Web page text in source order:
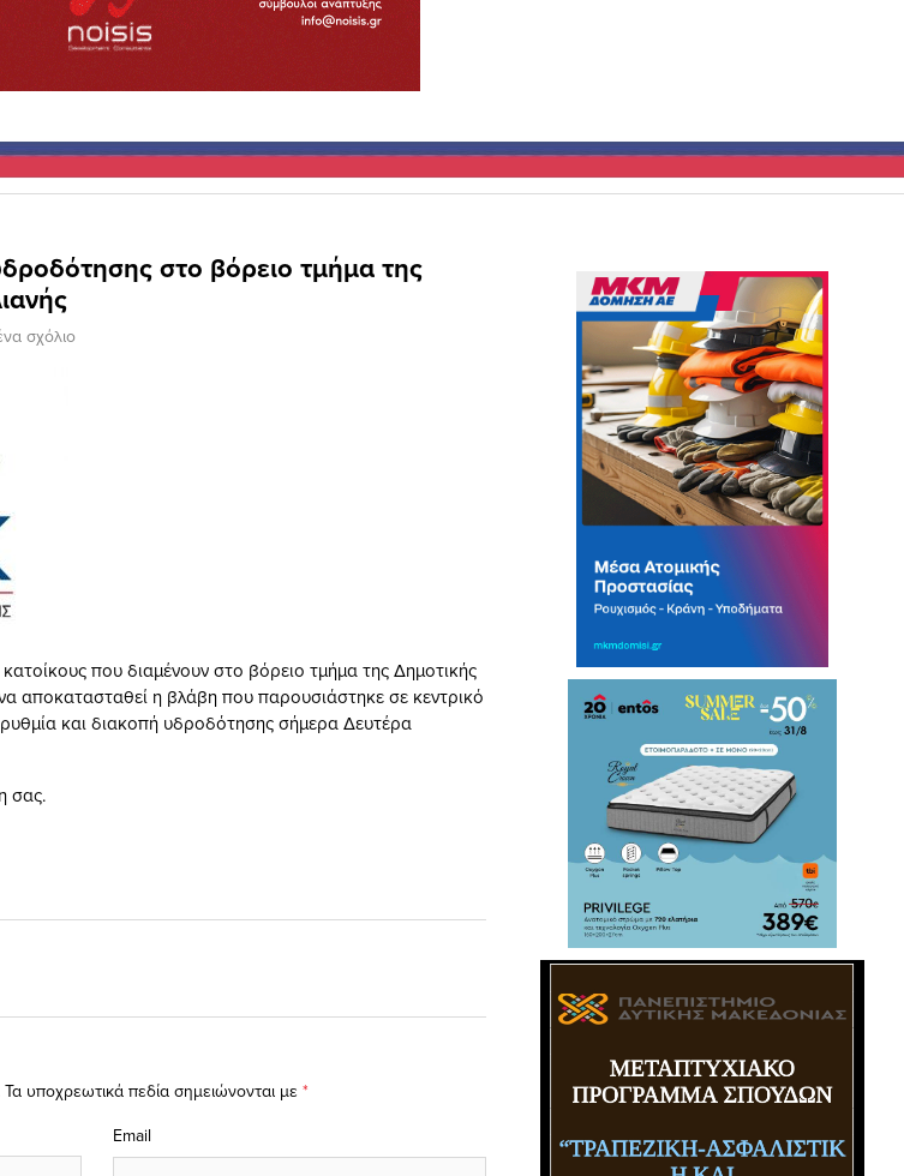
στο βόρειο τμήμα της
σχόλιο
που διαμένουν στο βόρειο τμήμα της Δημοτικής
αποκατασταθεί η βλάβη που παρουσιάστηκε σε κεντρικό
και διακοπή υδροδότησης σήμερα Δευτέρα
σας.
Τα υποχρεωτικά πεδία σημειώνονται με *
Email